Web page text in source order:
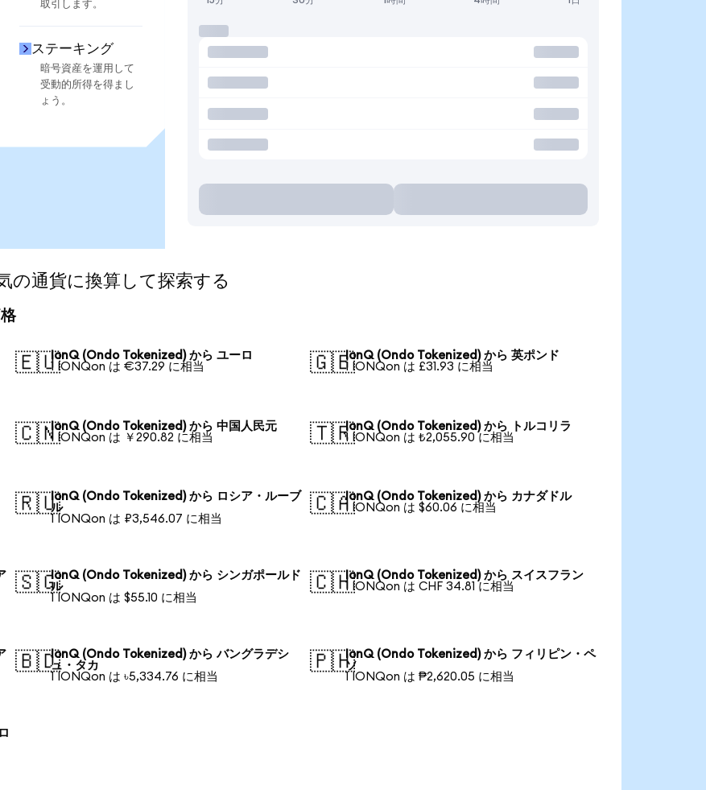
取引します。
ステーキング
暗号資産を運用して
受動的所得を得まし
ょう。
通貨に換算して探索する
🇪🇺IonQ (Ondo Tokenized) から ユーロ
1 IONQon は €37.29 に相当
🇬🇧IonQ (Ondo Tokenized) から 英ポンド
1 IONQon は £31.93 に相当
🇨🇳IonQ (Ondo Tokenized) から 中国人民元
1 IONQon は ￥290.82 に相当
🇹🇷IonQ (Ondo Tokenized) から トルコリラ
1 IONQon は ₺2,055.90 に相当
🇷🇺IonQ (Ondo Tokenized) から ロシア・ルーブ
ル
1 IONQon は ₽3,546.07 に相当
🇨🇦IonQ (Ondo Tokenized) から カナダドル
1 IONQon は $60.06 に相当
🇸🇬IonQ (Ondo Tokenized) から シンガポールド
ル
1 IONQon は $55.10 に相当
🇨🇭IonQ (Ondo Tokenized) から スイスフラン
1 IONQon は CHF 34.81 に相当
🇧🇩IonQ (Ondo Tokenized) から バングラデシ
ュ・タカ
1 IONQon は ৳5,334.76 に相当
🇵🇭IonQ (Ondo Tokenized) から フィリピン・ペ
ソ
1 IONQon は ₱2,620.05 に相当